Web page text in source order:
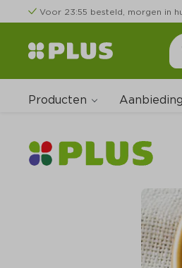
Voor 23:55 besteld, morgen in
Producten